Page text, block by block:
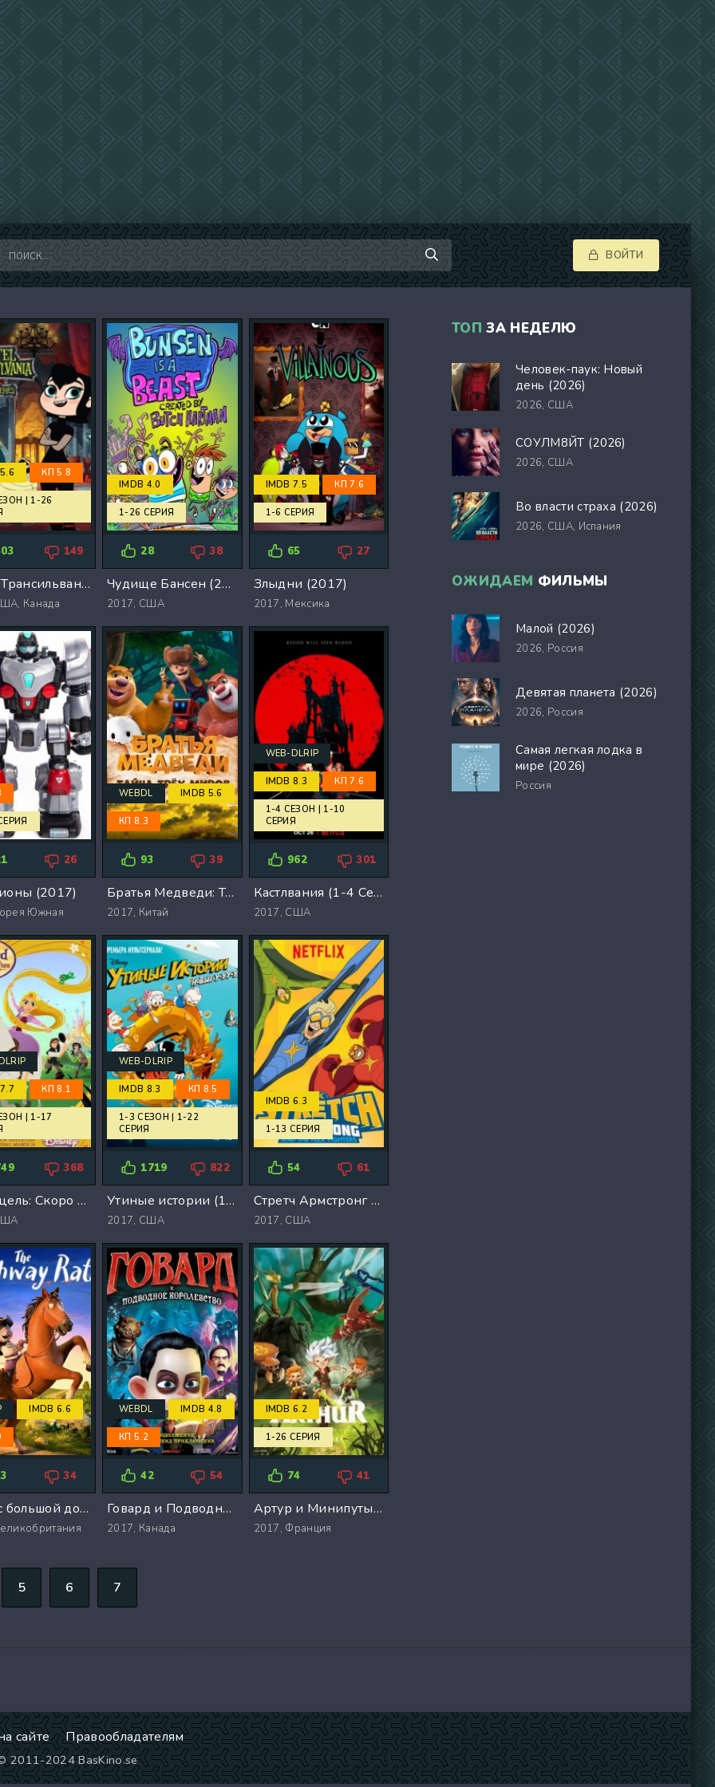
ВОЙТИ
КП 5.8
| 1-26
149
Отель Трансильвания (1-2 Сезон)
Канада
IMDB 4.0
1-26 СЕРИЯ
28 38
Чудище Бансен (2017)
2017, США
IMDB 7.5 КП 7.6
1-6 СЕРИЯ
65 27
Злыдни (2017)
2017, Мексика
26
(2017)
Южная
WEBDL IMDB 5.6
КП 8.3
93 39
Братья Медведи: Тайна трёх миров (2017)
2017, Китай
WEB-DLRIP
IMDB 8.3 КП 7.6
1-4 СЕЗОН | 1-10
СЕРИЯ
962 301
Кастлвания (1-4 Сезон)
2017, США
КП 8.1
| 1-17
368
Рапунцель: Скоро счастлива навсегда (1-3 Сезон)
WEB-DLRIP
IMDB 8.3 КП 8.5
1-3 СЕЗОН | 1-22
СЕРИЯ
1719 822
Утиные истории (1-3 Сезон)
2017, США
IMDB 6.3
1-13 СЕРИЯ
54 61
Стретч Армстронг (2017)
2017, США
IMDB 6.6
34
Крыс с большой дороги (2017)
WEBDL IMDB 4.8
КП 5.2
42 54
Говард и Подводное королевство (2017)
2017, Канада
IMDB 6.2
1-26 СЕРИЯ
74 41
Артур и Минипуты (2017)
2017, Франция
5 6 7
ТОП ЗА НЕДЕЛЮ
Человек-паук: Новый
день (2026)
2026, США
СОУЛМ8ЙТ (2026)
2026, США
Во власти страха (2026)
2026, США, Испания
ОЖИДАЕМ ФИЛЬМЫ
Малой (2026)
2026, Россия
Девятая планета (2026)
2026, Россия
Самая легкая лодка в
мире (2026)
Россия
сайте Правообладателям
2011-2024 BasKino.se